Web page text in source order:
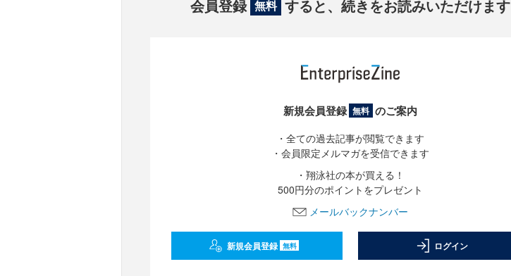
会員登録 無料 すると、続きをお読みいただけます
新規会員登録 無料 のご案内
・全ての過去記事が閲覧できます
・会員限定メルマガを受信できます
・翔泳社の本が買える！
500円分のポイントをプレゼント
メールバックナンバー
新規会員登録 無料 ログイン